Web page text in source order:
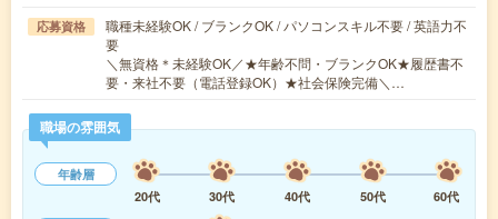
応募資格
職種未経験OK / ブランクOK / パソコンスキル不要 / 英語力不
要
＼無資格＊未経験OK／★年齢不問・ブランクOK★履歴書不
要・来社不要（電話登録OK）★社会保険完備＼…
職場の雰囲気
年齢層
20代
30代 40代 50代
60代